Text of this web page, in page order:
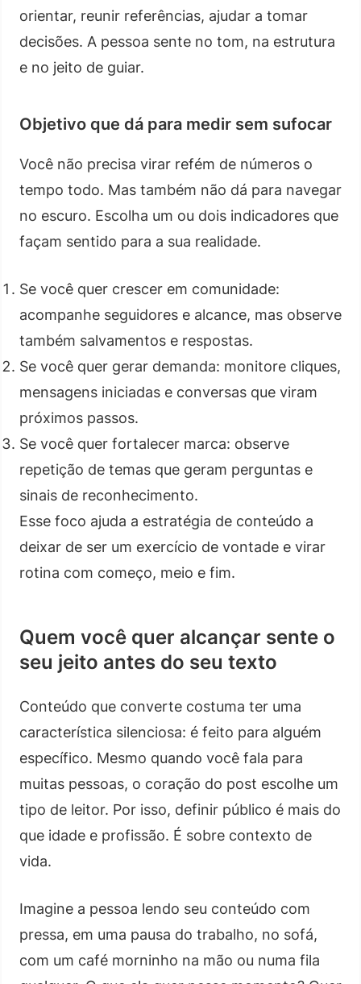
orientar, reunir referências, ajudar a tomar
decisões. A pessoa sente no tom, na estrutura
e no jeito de guiar.
Objetivo que dá para medir sem sufocar
Você não precisa virar refém de números o
tempo todo. Mas também não dá para navegar
no escuro. Escolha um ou dois indicadores que
façam sentido para a sua realidade.
Se você quer crescer em comunidade:
acompanhe seguidores e alcance, mas observe
também salvamentos e respostas.
Se você quer gerar demanda: monitore cliques,
mensagens iniciadas e conversas que viram
próximos passos.
Se você quer fortalecer marca: observe
repetição de temas que geram perguntas e
sinais de reconhecimento.
Esse foco ajuda a estratégia de conteúdo a
deixar de ser um exercício de vontade e virar
rotina com começo, meio e fim.
Quem você quer alcançar sente o
seu jeito antes do seu texto
Conteúdo que converte costuma ter uma
característica silenciosa: é feito para alguém
específico. Mesmo quando você fala para
muitas pessoas, o coração do post escolhe um
tipo de leitor. Por isso, definir público é mais do
que idade e profissão. É sobre contexto de
vida.
Imagine a pessoa lendo seu conteúdo com
pressa, em uma pausa do trabalho, no sofá,
com um café morninho na mão ou numa fila